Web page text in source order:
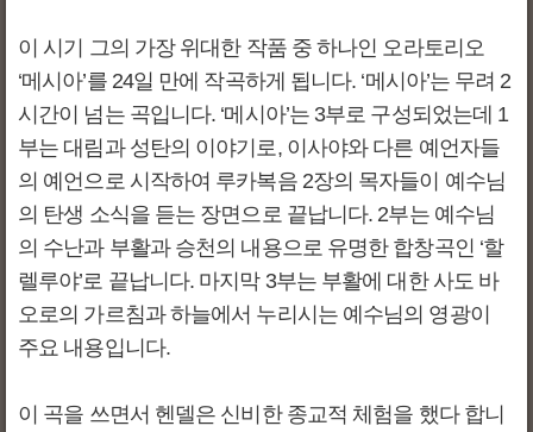
이 시기 그의 가장 위대한 작품 중 하나인 오라토리오
‘메시아’를 24일 만에 작곡하게 됩니다. ‘메시아’는 무려 2
시간이 넘는 곡입니다. ‘메시아’는 3부로 구성되었는데 1
부는 대림과 성탄의 이야기로, 이사야와 다른 예언자들
의 예언으로 시작하여 루카복음 2장의 목자들이 예수님
의 탄생 소식을 듣는 장면으로 끝납니다. 2부는 예수님
의 수난과 부활과 승천의 내용으로 유명한 합창곡인 ‘할
렐루야’로 끝납니다. 마지막 3부는 부활에 대한 사도 바
오로의 가르침과 하늘에서 누리시는 예수님의 영광이
주요 내용입니다.
이 곡을 쓰면서 헨델은 신비한 종교적 체험을 했다 합니